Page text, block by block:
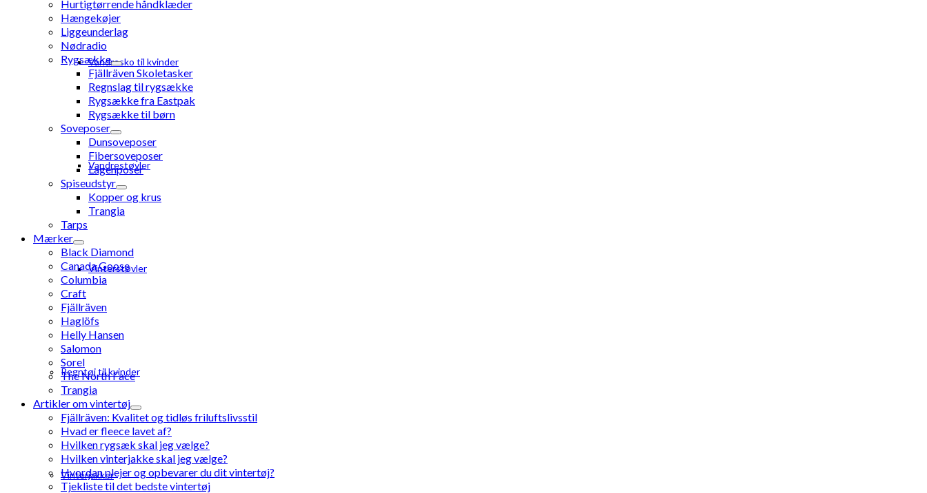
Vandresko til kvinder
Vandrestøvler
Vinterstøvler
Regntøj til kvinder
Vinterjakker
Hurtigtørrende håndklæder
Hængekøjer
Liggeunderlag
Nødradio
Rygsække
Fjällräven Skoletasker
Regnslag til rygsække
Rygsække fra Eastpak
Rygsække til børn
Soveposer
Dunsoveposer
Fibersoveposer
Lagenposer
Spiseudstyr
Kopper og krus
Trangia
Tarps
Mærker
Black Diamond
Canada Goose
Columbia
Craft
Fjällräven
Haglöfs
Helly Hansen
Salomon
Sorel
The North Face
Trangia
Artikler om vintertøj
Fjällräven: Kvalitet og tidløs friluftslivsstil
Hvad er fleece lavet af?
Hvilken rygsæk skal jeg vælge?
Hvilken vinterjakke skal jeg vælge?
Hvordan plejer og opbevarer du dit vintertøj?
Tjekliste til det bedste vintertøj